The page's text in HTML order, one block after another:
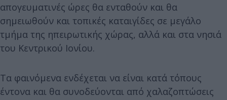
απογευματινές ώρες θα ενταθούν και θα
σημειωθούν και τοπικές καταιγίδες σε μεγάλο
τμήμα της ηπειρωτικής χώρας, αλλά και στα νησιά
του Κεντρικού Ιονίου.
Τα φαινόμενα ενδέχεται να είναι κατά τόπους
έντονα και θα συνοδεύονται από χαλαζοπτώσεις